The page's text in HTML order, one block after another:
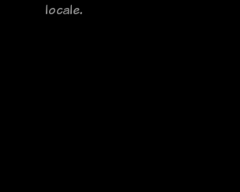
locale.